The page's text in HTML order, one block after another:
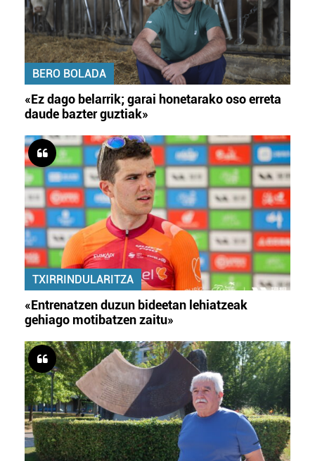
BERO BOLADA
«Ez dago belarrik; garai honetarako oso erreta
daude bazter guztiak»
TXIRRINDULARITZA
«Entrenatzen duzun bideetan lehiatzeak
gehiago motibatzen zaitu»